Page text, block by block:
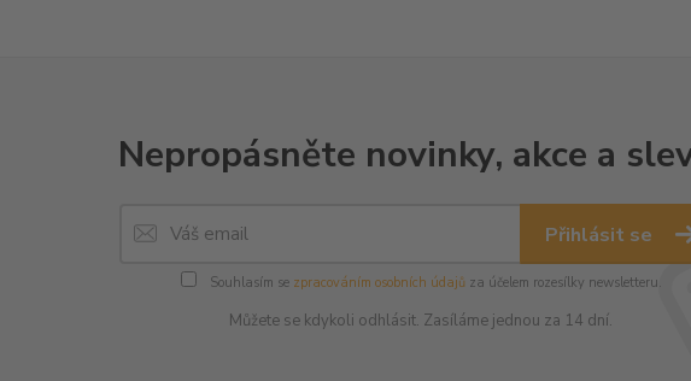
Nepropásněte novinky, akce a
Přihlásit se
Souhlasím se zpracováním osobních údajůza účelem rozesílky newsletteru.
Můžete se kdykoli odhlásit. Zasíláme jednou za 14 dní.